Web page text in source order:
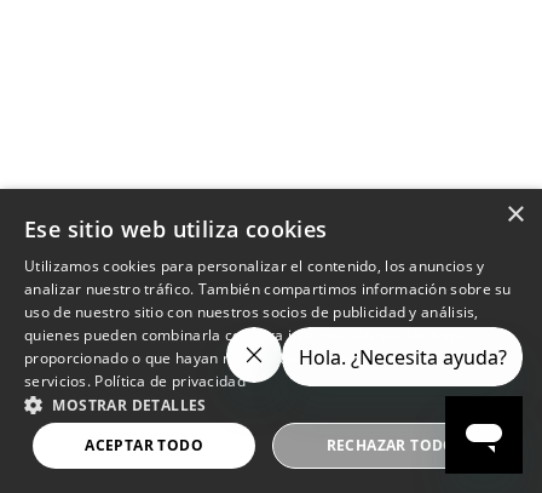
×
Ese sitio web utiliza cookies
Utilizamos cookies para personalizar el contenido, los anuncios y
analizar nuestro tráfico. También compartimos información sobre su
uso de nuestro sitio con nuestros socios de publicidad y análisis,
quienes pueden combinarla con otra información que les haya
proporcionado o que hayan recopilado a partir del uso de sus
servicios. Política de privacidad
MOSTRAR DETALLES
ACEPTAR TODO
RECHAZAR TODO